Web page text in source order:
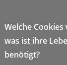
Welche
was ist ihre
benötigt?